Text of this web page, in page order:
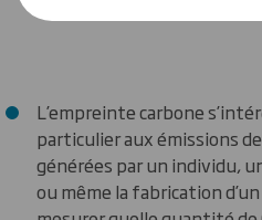
L’empreinte carbone
particulier aux émissions
générées par un individu,
ou même la fabrication